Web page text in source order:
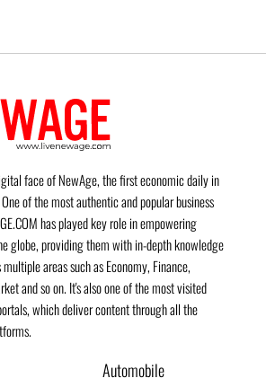
face of NewAge, the first economic daily in
of the most authentic and popular business
has played key role in empowering
globe, providing them with in-depth knowledge
areas such as Economy, Finance,
and so on. It's also one of the most visited
which deliver content through all the
Automobile